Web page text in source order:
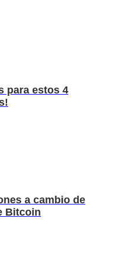
para estos 4
a cambio de
Bitcoin